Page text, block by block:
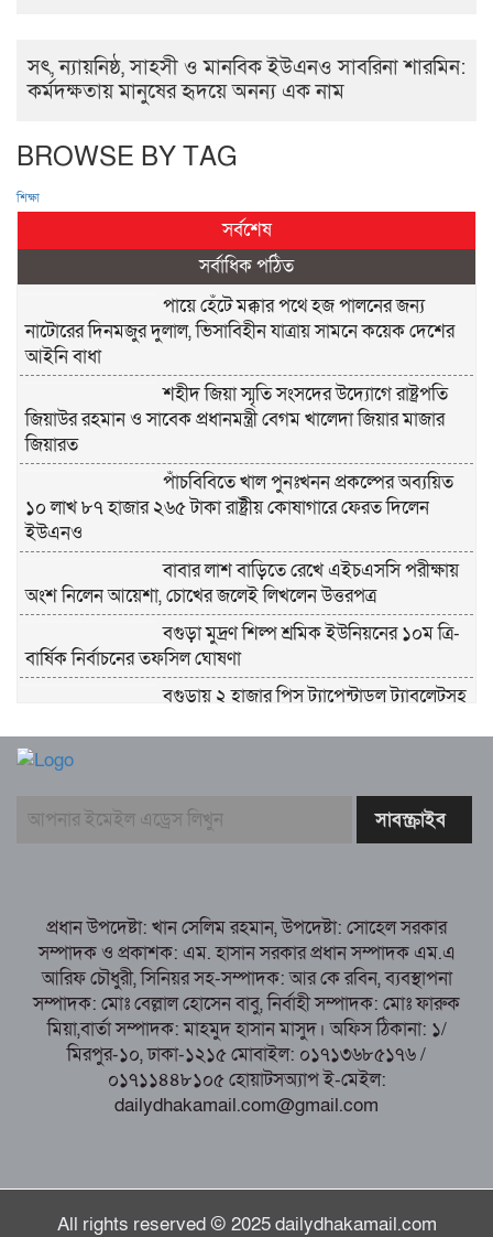
সৎ, ন্যায়নিষ্ঠ, সাহসী ও মানবিক ইউএনও সাবরিনা শারমিন:
কর্মদক্ষতায় মানুষের হৃদয়ে অনন্য এক নাম
BROWSE BY TAG
শিক্ষা
সর্বশেষ
সর্বাধিক পঠিত
পায়ে হেঁটে মক্কার পথে হজ পালনের জন্য
নাটোরের দিনমজুর দুলাল, ভিসাবিহীন যাত্রায় সামনে কয়েক দেশের
আইনি বাধা
শহীদ জিয়া স্মৃতি সংসদের উদ্যোগে রাষ্ট্রপতি
জিয়াউর রহমান ও সাবেক প্রধানমন্ত্রী বেগম খালেদা জিয়ার মাজার
জিয়ারত
পাঁচবিবিতে খাল পুনঃখনন প্রকল্পের অব্যয়িত
১০ লাখ ৮৭ হাজার ২৬৫ টাকা রাষ্ট্রীয় কোষাগারে ফেরত দিলেন
ইউএনও
বাবার লাশ বাড়িতে রেখে এইচএসসি পরীক্ষায়
অংশ নিলেন আয়েশা, চোখের জলেই লিখলেন উত্তরপত্র
বগুড়া মুদ্রণ শিল্প শ্রমিক ইউনিয়নের ১০ম ত্রি-
বার্ষিক নির্বাচনের তফসিল ঘোষণা
বগুড়ায় ২ হাজার পিস ট্যাপেন্টাডল ট্যাবলেটসহ
নরসিংদীর শিবপুরে তিনটি গরুকে বিষ খাইয়ে
সামলাচ্ছেন একাধিক গুরুত্বপূর্ণ দায়িত্ব, প্রশংসায় মুখর এলাকাবাসী
বগুড়া মুদ্রণ শিল্প শ্রমিক ইউনিয়নের নির্বাচন
পরিচালনা কমিটির প্রস্তুতি সভা অনুষ্ঠিত
প্রধান উপদেষ্টা: খান সেলিম রহমান, উপদেষ্টা: সোহেল সরকার
সম্পাদক ও প্রকাশক: এম. হাসান সরকার প্রধান সম্পাদক এম.এ
আরিফ চৌধুরী, সিনিয়র সহ-সম্পাদক: আর কে রবিন, ব্যবস্থাপনা
সম্পাদক: মোঃ বেল্লাল হোসেন বাবু, নির্বাহী সম্পাদক: মোঃ ফারুক
মিয়া,বার্তা সম্পাদক: মাহমুদ হাসান মাসুদ। অফিস ঠিকানা: ১/
মিরপুর-১০, ঢাকা-১২১৫ মোবাইল: ০১৭১৩৬৮৫১৭৬ /
০১৭১১৪৪৮১০৫ হোয়াটসঅ্যাপ ই-মেইল:
dailydhakamail.com@gmail.com
All rights reserved © 2025 dailydhakamail.com